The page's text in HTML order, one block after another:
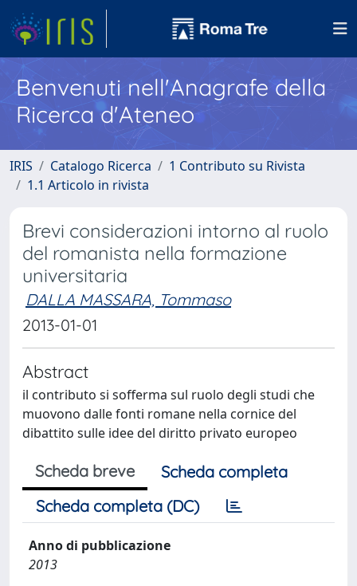
Benvenuti nell'Anagrafe della
Ricerca d'Ateneo
IRIS Catalogo Ricerca
1 Contributo su Rivista
1.1 Articolo in rivista
Brevi considerazioni intorno al ruolo
del romanista nella formazione
universitaria
DALLA MASSARA, Tommaso
2013-01-01
Abstract
il contributo si sofferma sul ruolo degli studi che
muovono dalle fonti romane nella cornice del
dibattito sulle idee del diritto privato europeo
Scheda breve
Scheda completa
Scheda completa (DC)
Anno di pubblicazione
2013